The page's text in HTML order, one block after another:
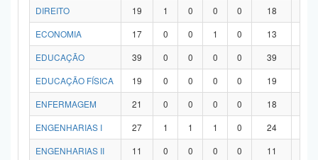
DIREITO 19 1 0 0 0 18
ECONOMIA
17 0 0 1 0 13
EDUCAÇÃO
39 0 0 0 0 39
EDUCAÇÃO FÍSICA
19 0 0 0 0 19
ENFERMAGEM
21 0 0 0 0 18
ENGENHARIAS I
27 1 1 1 0 24
ENGENHARIAS II
11 0 0 0 0 11